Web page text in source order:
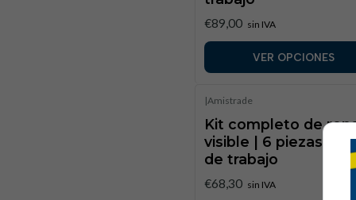
€89,00 sin IVA
VER OPCIONES
|Amistrade
Kit completo de
visible | 6 piezas de
de trabajo
€68,30 sin IVA